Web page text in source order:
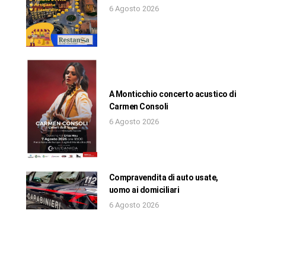
6 Agosto 2026
A Monticchio concerto acustico di
Carmen Consoli
6 Agosto 2026
Compravendita di auto usate,
uomo ai domiciliari
6 Agosto 2026